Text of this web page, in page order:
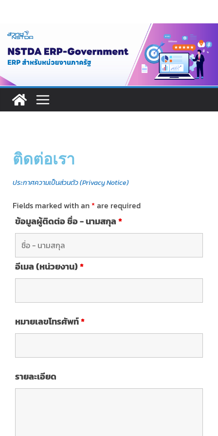
ติดต่อเรา
ประกาศความเป็นส่วนตัว (Privacy Notice)
Fields marked with an * are required
ข้อมูลผู้ติดต่อ ชื่อ - นามสกุล*
อีเมล (หน่วยงาน)*
หมายเลขโทรศัพท์*
รายละเอียด